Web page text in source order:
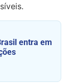
entra em